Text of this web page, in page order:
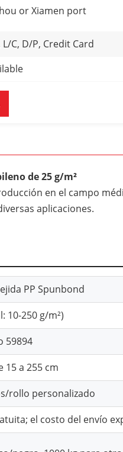
or Xiamen port
L/C, D/P, Credit Card
de 25 g/m²
en el campo
aplicaciones.
PP Spunbond
10-250 g/m²)
59894
15 a 255 cm
rollo personalizado
el costo del envío